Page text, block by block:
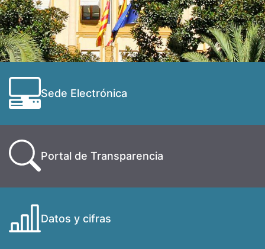
Sede Electrónica
Portal de Transparencia
Datos y cifras